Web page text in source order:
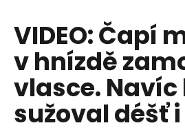
VIDEO: Čapí
v hnízdě
vlasce. Navíc
sužoval déšť